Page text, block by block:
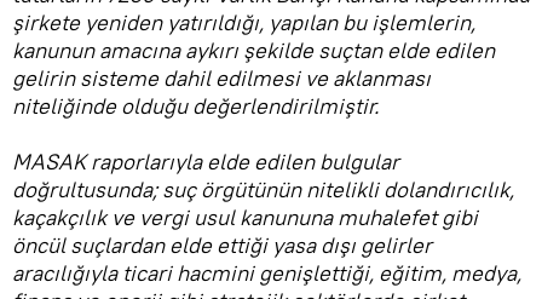
şirkete yeniden yatırıldığı, yapılan bu işlemlerin,
kanunun amacına aykırı şekilde suçtan elde edilen
gelirin sisteme dahil edilmesi ve aklanması
niteliğinde olduğu değerlendirilmiştir.
MASAK raporlarıyla elde edilen bulgular
doğrultusunda; suç örgütünün nitelikli dolandırıcılık,
kaçakçılık ve vergi usul kanununa muhalefet gibi
öncül suçlardan elde ettiği yasa dışı gelirler
aracılığıyla ticari hacmini genişlettiği, eğitim, medya,